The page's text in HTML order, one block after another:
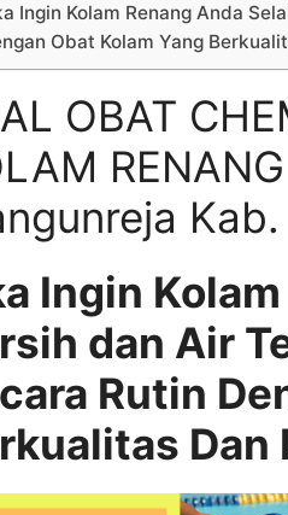
Ingin Kolam Renang Anda
Obat Kolam Yang
OBAT
Ingin
dan Air
Rutin
Dan